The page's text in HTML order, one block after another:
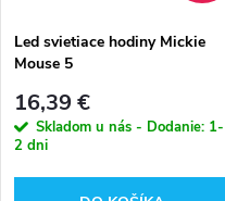
e
p
r
s
p
r
Led svietiace hodiny Mickie
Mouse 5
16,39 €
Skladom u nás - Dodanie: 1-
2 dni